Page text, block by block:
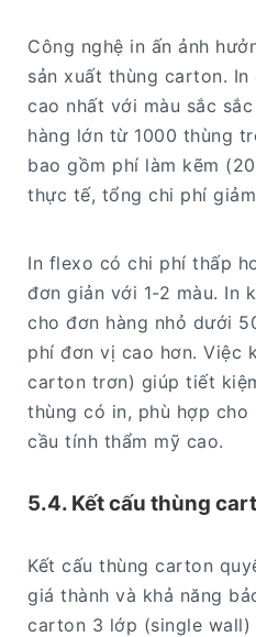
Công nghệ in ấn ảnh
sản xuất thùng carton.
cao nhất với màu sắc
hàng lớn từ 1000 thùng
bao gồm phí làm kẽm
thực tế, tổng chi phí
In flexo có chi phí thấp
đơn giản với 1-2 màu. In
cho đơn hàng nhỏ dưới
phí đơn vị cao hơn. Việc
carton trơn) giúp tiết
thùng có in, phù hợp cho
cầu tính thẩm mỹ cao.
5.4. Kết cấu thùng
Kết cấu thùng carton
giá thành và khả năng
carton 3 lớp (single